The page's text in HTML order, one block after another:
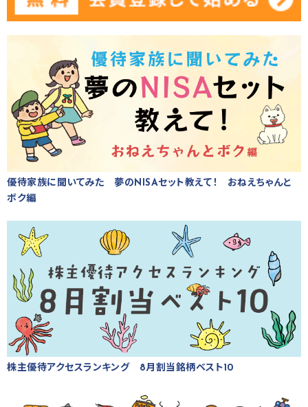
優待家族に聞いてみた 夢のNISAセット教えて！ おねえちゃんと
ボク編
株主優待アクセスランキング 8月割当銘柄ベスト10